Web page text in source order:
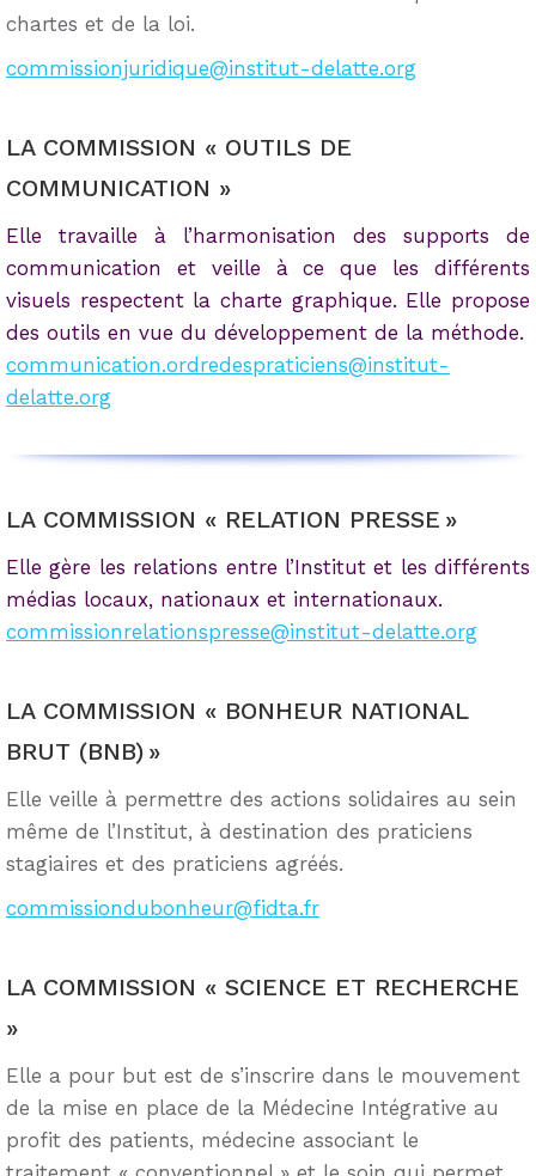
chartes et de la loi.
commissionjuridique@institut-delatte.org
LA COMMISSION « OUTILS DE
COMMUNICATION »
Elle travaille à l’harmonisation des supports de
communication et veille à ce que les différents
visuels respectent la charte graphique. Elle propose
des outils en vue du développement de la méthode.
communication.ordredespraticiens@institut-
delatte.org
LA COMMISSION « RELATION PRESSE »
Elle gère les relations entre l’Institut et les différents
médias locaux, nationaux et internationaux.
commissionrelationspresse@institut-delatte.org
LA COMMISSION « BONHEUR NATIONAL
BRUT (BNB) »
Elle veille à permettre des actions solidaires au sein
même de l’Institut, à destination des praticiens
stagiaires et des praticiens agréés.
commissiondubonheur@fidta.fr
LA COMMISSION « SCIENCE ET RECHERCHE
»
Elle a pour but est de s’inscrire dans le mouvement
de la mise en place de la Médecine Intégrative au
profit des patients, médecine associant le